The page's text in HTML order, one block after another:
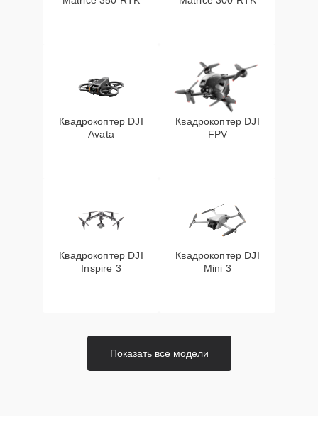
Квадрокоптер DJI
Avata
Квадрокоптер DJI
FPV
Квадрокоптер DJI
Inspire 3
Квадрокоптер DJI
Mini 3
Показать все модели